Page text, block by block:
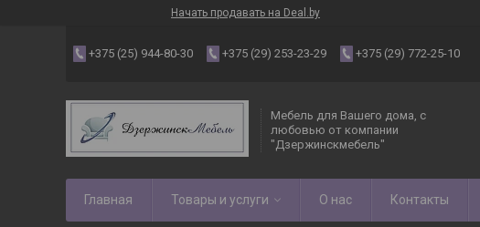
Начать продавать на Deal.by
+375 (25) 944-80-30 +375 (29) 253-23-29 +375 (29) 772-25-10
Мебель для Вашего дома, с
любовью от компании
"Дзержинскмебель"
Главная Товары и услуги О нас Контакты